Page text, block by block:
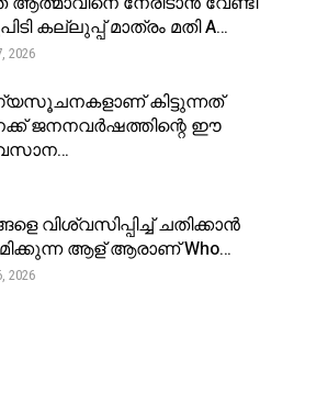
കല്ലുപ്പ് മാത്രം മതി A…
2026
കിട്ടുന്നത്
ജനനവർഷത്തിന്റെ ഈ
വിശ്വസിപ്പിച്ച് ചതിക്കാൻ
ആള് ആരാണ് Who…
2026